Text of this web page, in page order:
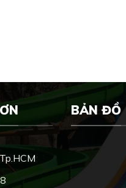
BẢN ĐỒ